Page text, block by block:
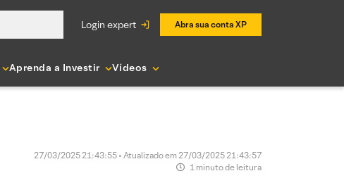
login expert Abra sua conta XP
Aprenda a Investir Vídeos
27/03/2025 21:43:55 • Atualizado em 27/03/2025 21:43:57
1 minuto de leitura